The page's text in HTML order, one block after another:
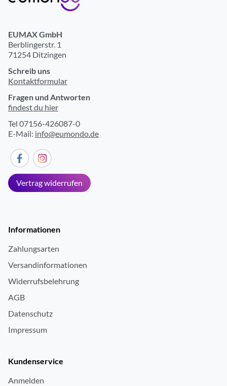
EUMAX GmbH
Berblingerstr. 1
71254 Ditzingen
Schreib uns
Kontaktformular
Fragen und Antworten
findest du hier
Tel 07156-426087-0
E-Mail: info@eumondo.de
Vertrag widerrufen
Informationen
Zahlungsarten
Versandinformationen
Widerrufsbelehrung
AGB
Datenschutz
Impressum
Kundenservice
Anmelden